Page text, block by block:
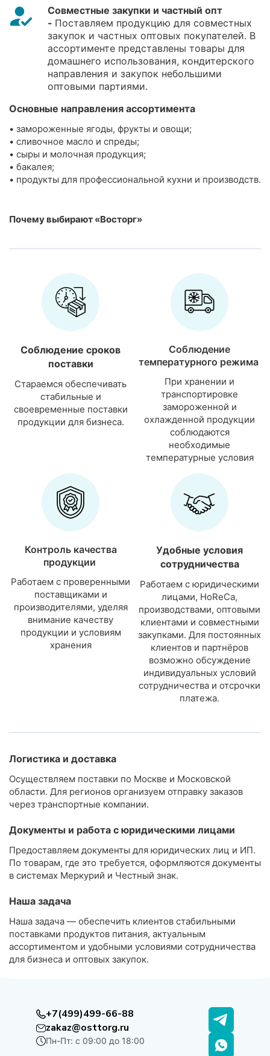
Совместные закупки и частный опт
- Поставляем продукцию для совместных
закупок и частных оптовых покупателей. В
ассортименте представлены товары для
домашнего использования, кондитерского
направления и закупок небольшими
оптовыми партиями.
Основные направления ассортимента
• замороженные ягоды, фрукты и овощи;
• сливочное масло и спреды;
• сыры и молочная продукция;
• бакалея;
• продукты для профессиональной кухни и производств.
Почему выбирают «Восторг»
Соблюдение сроков
поставки
Стараемся обеспечивать
стабильные и
своевременные поставки
продукции для бизнеса.
Соблюдение
температурного режима
При хранении и
транспортировке
замороженной и
охлажденной продукции
соблюдаются
необходимые
температурные условия
Контроль качества
продукции
Работаем с проверенными
поставщиками и
производителями, уделяя
внимание качеству
продукции и условиям
хранения
Удобные условия
сотрудничества
Работаем с юридическими
лицами, HoReCa,
производствами, оптовыми
клиентами и совместными
закупками. Для постоянных
клиентов и партнёров
возможно обсуждение
индивидуальных условий
сотрудничества и отсрочки
платежа.
Логистика и доставка
Осуществляем поставки по Москве и Московской
области. Для регионов организуем отправку заказов
через транспортные компании.
Документы и работа с юридическими лицами
Предоставляем документы для юридических лиц и ИП.
По товарам, где это требуется, оформляются документы
в системах Меркурий и Честный знак.
Наша задача
Наша задача — обеспечить клиентов стабильными
поставками продуктов питания, актуальным
ассортиментом и удобными условиями сотрудничества
для бизнеса и оптовых закупок.
+7(499)499-66-88
zakaz@osttorg.ru
Пн-Пт: с 09:00 до 18:00